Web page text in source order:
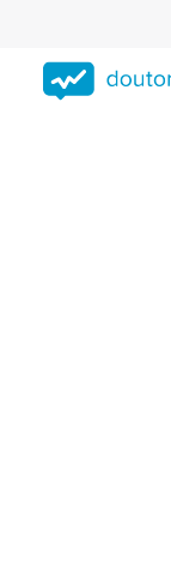
conteúdo
principal